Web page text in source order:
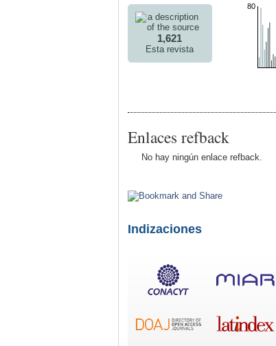
1,621
Esta revista
80
Enlaces refback
No hay ningún enlace refback.
Indizaciones